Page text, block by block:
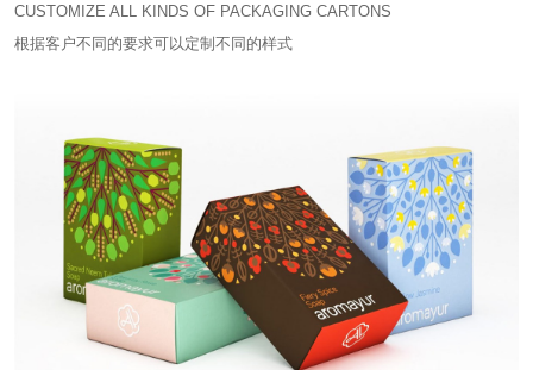
CUSTOMIZE ALL KINDS OF PACKAGING CARTONS
根据客户不同的要求可以定制不同的样式